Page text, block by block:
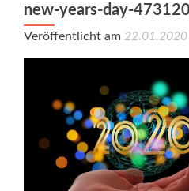
new-years-day-
Veröffentlicht am 22.01.2020